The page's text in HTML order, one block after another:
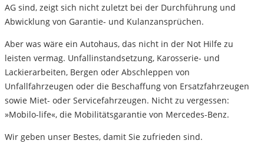
AG sind, zeigt sich nicht zuletzt bei der Durchführung und
Abwicklung von Garantie- und Kulanzansprüchen.
Aber was wäre ein Autohaus, das nicht in der Not Hilfe zu
leisten vermag. Unfallinstandsetzung, Karosserie- und
Lackierarbeiten, Bergen oder Abschleppen von
Unfallfahrzeugen oder die Beschaffung von Ersatzfahrzeugen
sowie Miet- oder Servicefahrzeugen. Nicht zu vergessen:
»Mobilo-life«, die Mobilitätsgarantie von Mercedes-Benz.
Wir geben unser Bestes, damit Sie zufrieden sind.